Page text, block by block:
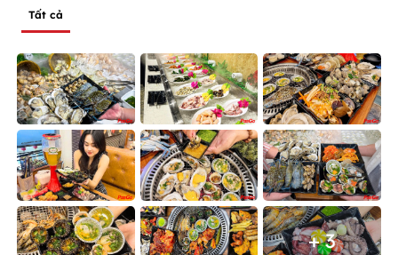
Tất cả
+ 3